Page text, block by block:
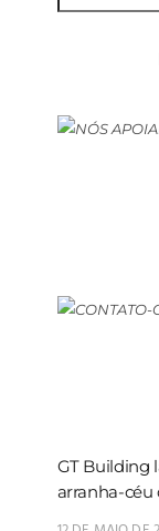
GT Building
arranha-céu